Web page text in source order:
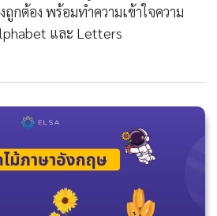
กต้อง พร้อมทำความเข้าใจความ
และ Letters